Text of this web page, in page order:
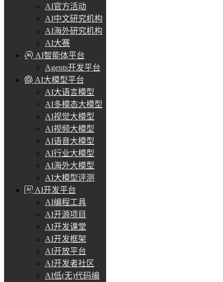
AI官方活动
AI中文研究机构
AI海外研究机构
AI大赛
AI智能体平台
Agents开发平台
AI大模型平台
AI大语言模型
AI多模态大模型
AI视觉大模型
AI视频大模型
AI语音大模型
AI行业大模型
AI海外大模型
AI大模型评测
AI开发平台
AI编程工具
AI开源项目
AI开发课堂
AI开发框架
AI开放平台
AI开发者社区
AI低(无)代码编